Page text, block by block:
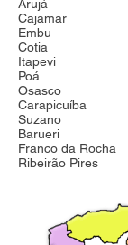
Arujá
Cajamar
Embu
Cotia
Itapevi
Poá
Osasco
Carapicuíba
Suzano
Barueri
Franco da Rocha
Ribeirão Pires